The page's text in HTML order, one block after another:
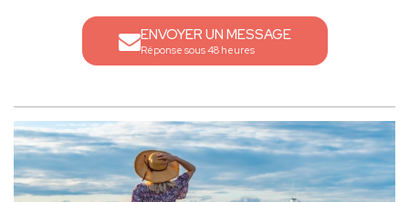
ENVOYER UN MESSAGE
Réponse sous 48 heures